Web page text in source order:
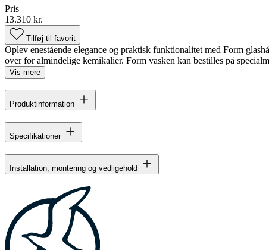
Pris
13.310 kr.
Tilføj til favorit
Oplev enestående elegance og praktisk funktionalitet med Form
over for almindelige kemikalier. Form vasken kan bestilles på
Vis mere
Produktinformation
Specifikationer
Installation, montering og vedligehold